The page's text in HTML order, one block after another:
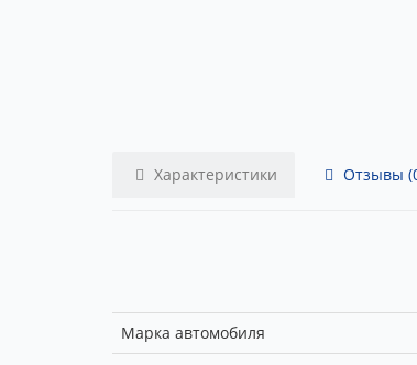
Характеристики Отзывы
Марка автомобиля